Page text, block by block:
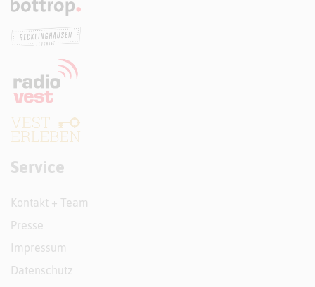
Service
Kontakt + Team
Presse
Impressum
Datenschutz